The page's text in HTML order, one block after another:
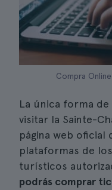
Compra
La única forma
visitar la Sainte-
página web oficial
plataformas de
turísticos
podrás comprar